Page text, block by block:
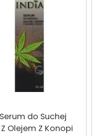
do Suchej
Olejem Z Konopi